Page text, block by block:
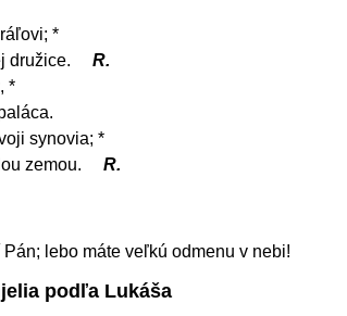
*
družice.
R.
*
synovia; *
zemou.
R.
lebo máte veľkú odmenu v nebi!
podľa Lukáša